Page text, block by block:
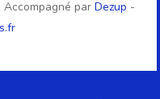
Accompagné par Dezup -